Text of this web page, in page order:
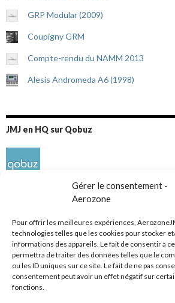
Gérer le consentement -
Aerozone
Pour offrir les meilleures expériences,
technologies telles que les cookies pour stocker
informations des appareils. Le fait de consentir à
permettra de traiter des données telles que le
ou les ID uniques sur ce site. Le fait de ne pas
consentement peut avoir un effet négatif sur
fonctions.
GRP Modular (2009)
Coupigny GRM
Compte-rendu du NAMM 2013
Alesis Andromeda A6 (1998)
JMJ en HQ sur Qobuz
Réseaux sociaux